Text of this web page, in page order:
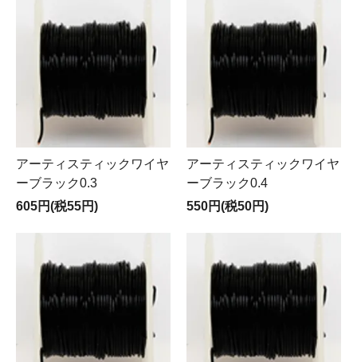
アーティスティックワイヤ
ーブラック0.3
605円(税55円)
アーティスティックワイヤ
ーブラック0.4
550円(税50円)